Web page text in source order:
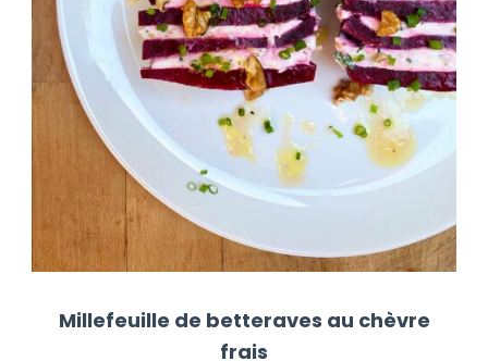
Millefeuille de betteraves au chèvre
frais